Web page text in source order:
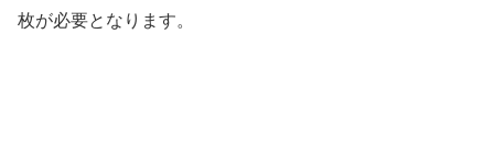
枚が必要となります。